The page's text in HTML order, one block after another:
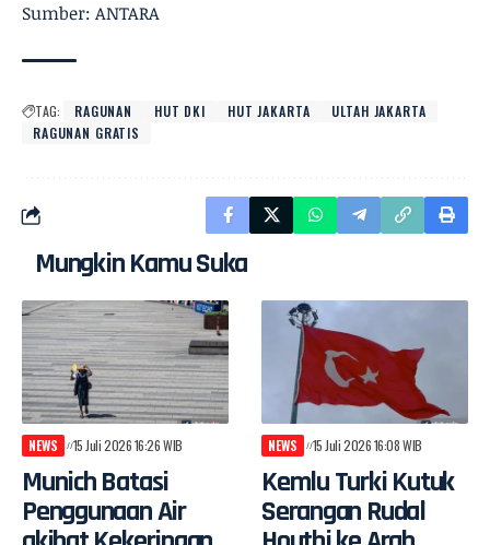
Sumber: ANTARA
TAG: RAGUNAN HUT DKI HUT JAKARTA
ULTAH JAKARTA
RAGUNAN GRATIS
Mungkin Kamu Suka
NEWS 15 Juli 2026 16:26 WIB
Munich Batasi
Penggunaan Air
NEWS 15 Juli 2026 16:08 WIB
Kemlu Turki Kutuk
Serangan Rudal